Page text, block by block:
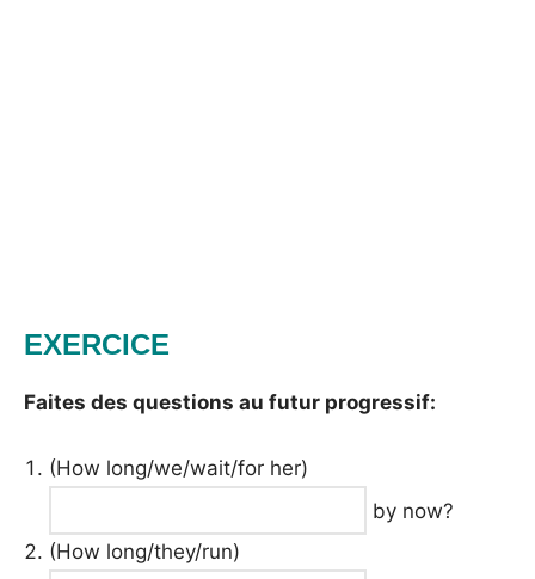
EXERCICE
Faites des questions au futur progressif:
(How long/we/wait/for her)
by now?
(How long/they/run)